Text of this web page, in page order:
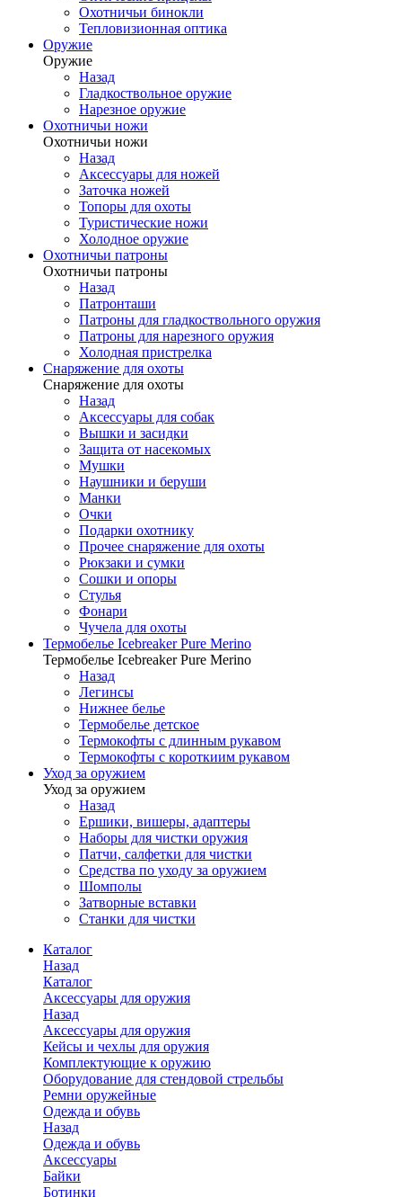
Охотничьи бинокли
Тепловизионная оптика
Оружие
Оружие
Назад
Гладкоствольное оружие
Нарезное оружие
Охотничьи ножи
Охотничьи ножи
Назад
Аксессуары для ножей
Заточка ножей
Топоры для охоты
Туристические ножи
Холодное оружие
Охотничьи патроны
Охотничьи патроны
Назад
Патронташи
Патроны для гладкоствольного оружия
Патроны для нарезного оружия
Холодная пристрелка
Снаряжение для охоты
Снаряжение для охоты
Назад
Аксессуары для собак
Вышки и засидки
Защита от насекомых
Мушки
Наушники и беруши
Манки
Очки
Подарки охотнику
Прочее снаряжение для охоты
Рюкзаки и сумки
Сошки и опоры
Стулья
Фонари
Чучела для охоты
Термобелье Icebreaker Pure Merino
Термобелье Icebreaker Pure Merino
Назад
Легинсы
Нижнее белье
Термобелье детское
Термокофты с длинным рукавом
Термокофты с короткиим рукавом
Уход за оружием
Уход за оружием
Назад
Ершики, вишеры, адаптеры
Наборы для чистки оружия
Патчи, салфетки для чистки
Средства по уходу за оружием
Шомполы
Затворные вставки
Станки для чистки
Каталог
Назад
Каталог
Аксессуары для оружия
Назад
Аксессуары для оружия
Кейсы и чехлы для оружия
Комплектующие к оружию
Оборудование для стендовой стрельбы
Ремни оружейные
Одежда и обувь
Назад
Одежда и обувь
Аксессуары
Байки
Ботинки